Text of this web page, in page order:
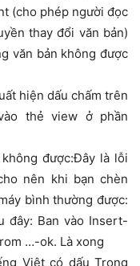
(cho phép người đọc
thay đổi văn bản)
văn bản không được
hiện dấu chấm trên
thẻ view ở phần
được:Đây là lỗi
nên khi bạn chèn
bình thường được:
đây: Ban vào Insert-
…-ok. Là xong
Việt có dấu Trong